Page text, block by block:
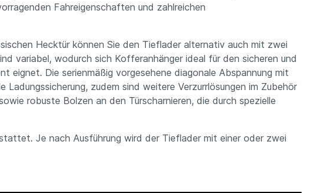
Fahreigenschaften und zahlreichen
Hecktür können Sie den Tieflader alternativ auch mit zwei
variabel, wodurch sich Kofferanhänger ideal für den sicheren und
Die serienmäßig vorgesehene diagonale Abspannung mit
zudem sind weitere Verzurrlösungen im Zubehör
robuste Bolzen an den Türscharnieren, die durch spezielle
Je nach Ausführung wird der Tieflader mit einer oder zwei